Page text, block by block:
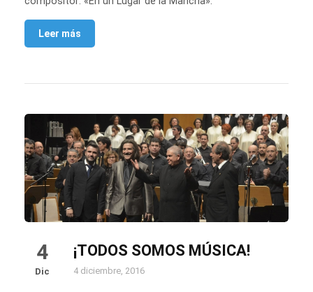
Leer más
4
Dic
¡TODOS SOMOS MÚSICA!
4 diciembre, 2016